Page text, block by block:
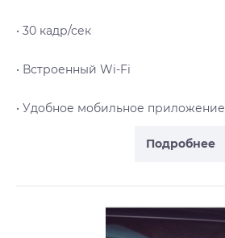
Подробнее
• 30 кадр/сек
• Встроенный Wi-Fi
• Удобное мобильное приложение